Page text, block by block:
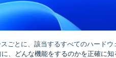
ごとに、該当するすべてのハード
、どんな機能をするのかを正確に知